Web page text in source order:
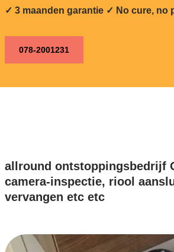
✓ 3 maanden garantie ✓ No cure, no
078-2001231
allround ontstoppingsbedrijf
camera-inspectie, riool
vervangen etc etc